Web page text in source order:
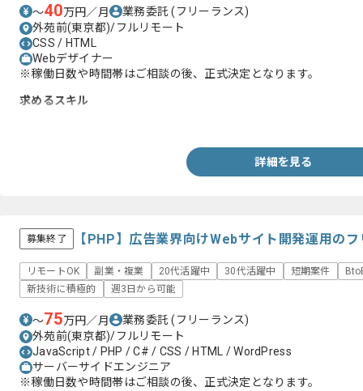
〜40万円／月 業務委託(フリーランス)
外苑前(東京都)/フルリモート
CSS / HTML
Webデザイナー
※稼働日数や時間帯はご相談の後、正式決定となります。
求めるスキル
詳細を見る
募集終了 【PHP】広告業界向けWebサイト開発運用の
リモートOK 副業・複業 20代活躍中 30代活躍中 短期案件
新技術に積極的
週3日から可能
〜75万円／月 業務委託(フリーランス)
外苑前(東京都)/フルリモート
JavaScript / PHP / C# / CSS / HTML / WordPress
サーバーサイドエンジニア
※稼働日数や時間帯はご相談の後、正式決定となります。